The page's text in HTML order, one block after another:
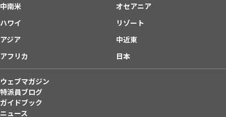
中南米
オセアニア
ハワイ
リゾート
アジア
中近東
アフリカ
日本
ウェブマガジン
特派員ブログ
ガイドブック
ニュース